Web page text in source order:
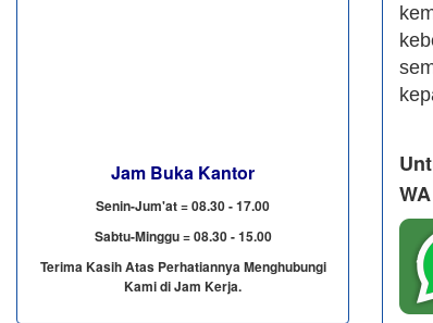
WA
Jam Buka Kantor
Senin-Jum'at = 08.30 - 17.00
Sabtu-Minggu = 08.30 - 15.00
Terima Kasih Atas Perhatiannya Menghubungi
Kami di Jam Kerja.